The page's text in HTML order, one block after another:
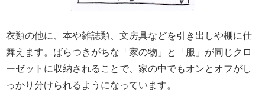
衣類の他に、本や雑誌類、文房具などを引き出しや棚に仕
舞えます。ばらつきがちな「家の物」と「服」が同じクロ
ーゼットに収納されることで、家の中でもオンとオフがし
っかり分けられるようになっています。